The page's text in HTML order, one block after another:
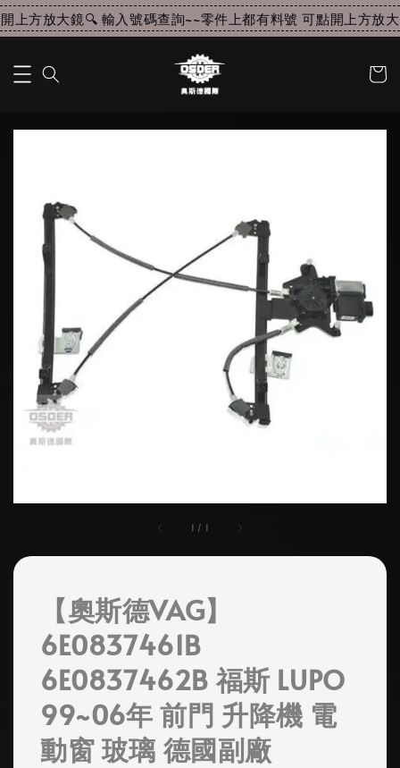
上方放大鏡🔍 輸入號碼查詢~~零件上都有料號 可點開上方放大
1 / 1
【奧斯德VAG】
6E0837461B
6E0837462B 福斯 LUPO
99~06年 前門 升降機 電
動窗 玻璃 德國副廠